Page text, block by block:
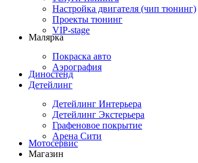
Настройка двигателя (чип тюнинг)
Проекты тюнинг
VIP-stage
Малярка
Покраска авто
Аэрография
Диностенд
Детейлинг
Детейлинг Интерьера
Детейлинг Экстерьера
Графеновое покрытие
Арена Сити
Мотосервис
Магазин